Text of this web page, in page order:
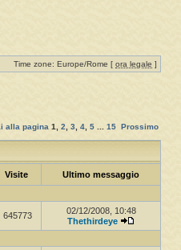
Time zone: Europe/Rome [ ora legale ]
alla pagina 1, 2, 3, 4, 5 ... 15 Prossimo
Visite Ultimo messaggio
645773
02/12/2008, 10:48
Thethirdeye